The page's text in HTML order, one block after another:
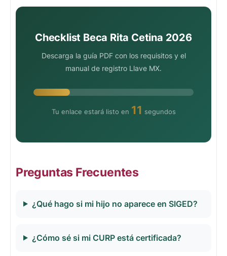
Checklist Beca Rita Cetina 2026
Descarga la guía PDF con los requisitos y el
manual de registro Llave MX.
Tu enlace estará listo en 10 segundos
Preguntas Frecuentes
¿Qué hago si mi hijo no aparece en SIGED?
¿Cómo sé si mi CURP está certificada?